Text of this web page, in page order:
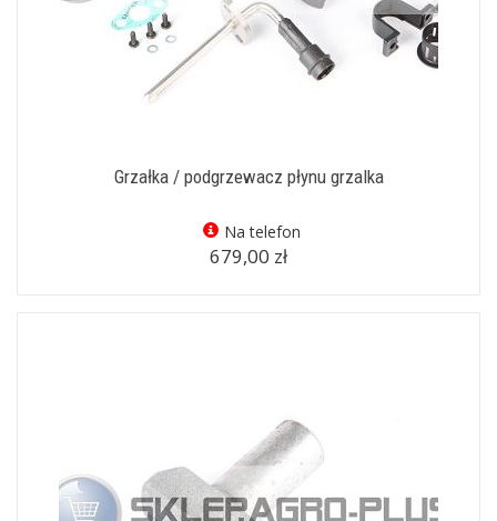
Grzałka / podgrzewacz płynu grzalka
Na telefon
679,00 zł